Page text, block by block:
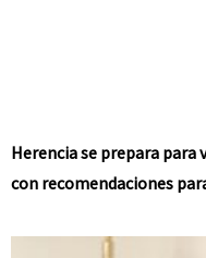
Herencia se prepara para
con recomendaciones